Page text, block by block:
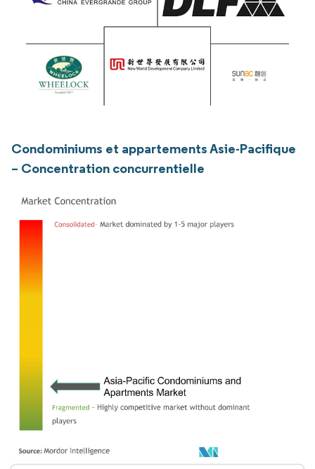
Condominiums et appartements Asie-Pacifique
– Concentration concurrentielle